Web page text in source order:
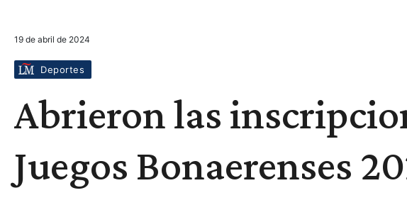
VIRALES ACCIDENTES
19 de abril de 2024
Deportes
Abrieron las
Juegos Bonaerenses